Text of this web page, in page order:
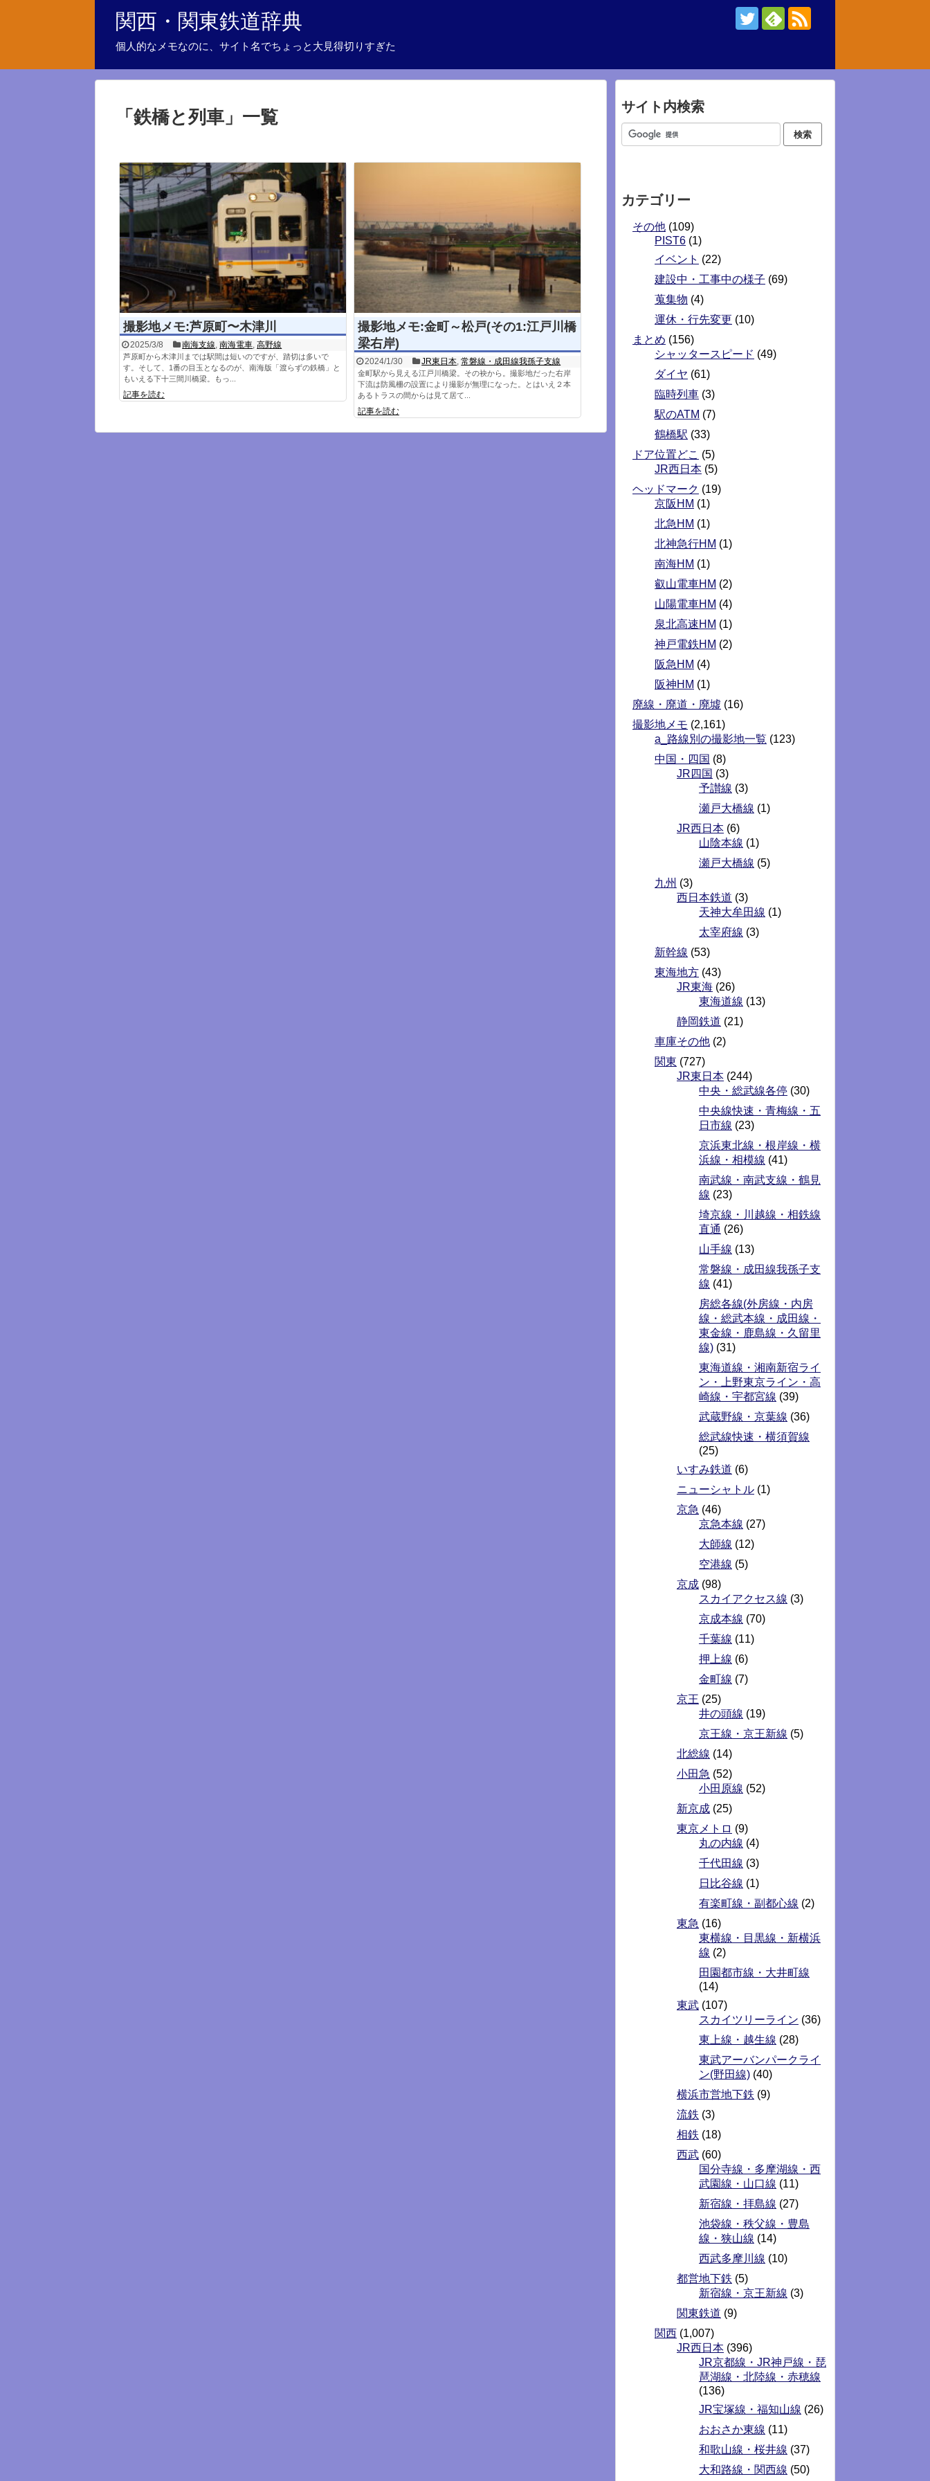
関西・関東鉄道辞典
個人的なメモなのに、サイト名でちょっと大見得切りすぎた
「 鉄橋と列車 」 一覧
撮影地メモ:芦原町〜木津川
2025/3/8 南海支線,南海電車,高野線
芦原町から木津川までは駅間は短いのですが、踏切は多いで
す。そして、1番の目玉となるのが、南海版「渡らずの鉄橋」と
もいえる下十三間川橋梁。もっ...
記事を読む
撮影地メモ:金町～松戸(その1:江戸川橋
梁右岸)
2024/1/30 JR東日本,常磐線・成田線我孫子支線
金町駅から見える江戸川橋梁。その袂から。撮影地だった右岸
下流は防風柵の設置により撮影が無理になった。とはいえ２本
あるトラスの間からは見て居て...
記事を読む
サイト内検索
カテゴリー
その他 (109)
PIST6 (1)
イベント (22)
建設中・工事中の様子 (69)
蒐集物 (4)
運休・行先変更 (10)
まとめ (156)
シャッタースピード (49)
ダイヤ (61)
臨時列車 (3)
駅のATM (7)
鶴橋駅 (33)
ドア位置どこ (5)
JR西日本 (5)
ヘッドマーク (19)
京阪HM (1)
北急HM (1)
北神急行HM (1)
南海HM (1)
叡山電車HM (2)
山陽電車HM (4)
泉北高速HM (1)
神戸電鉄HM (2)
阪急HM (4)
阪神HM (1)
廃線・廃道・廃墟 (16)
撮影地メモ (2,161)
a_路線別の撮影地一覧 (123)
中国・四国 (8)
JR四国 (3)
予讃線 (3)
瀬戸大橋線 (1)
JR西日本 (6)
山陰本線 (1)
瀬戸大橋線 (5)
九州 (3)
西日本鉄道 (3)
天神大牟田線 (1)
太宰府線 (3)
新幹線 (53)
東海地方 (43)
JR東海 (26)
東海道線 (13)
静岡鉄道 (21)
車庫その他 (2)
関東 (727)
JR東日本 (244)
中央・総武線各停 (30)
中央線快速・青梅線・五
日市線 (23)
京浜東北線・根岸線・横
浜線・相模線 (41)
南武線・南武支線・鶴見
線 (23)
埼京線・川越線・相鉄線
直通 (26)
山手線 (13)
常磐線・成田線我孫子支
線 (41)
房総各線(外房線・内房
線・総武本線・成田線・
東金線・鹿島線・久留里
線) (31)
東海道線・湘南新宿ライ
ン・上野東京ライン・高
崎線・宇都宮線 (39)
武蔵野線・京葉線 (36)
総武線快速・横須賀線
(25)
いすみ鉄道 (6)
ニューシャトル (1)
京急 (46)
京急本線 (27)
大師線 (12)
空港線 (5)
京成 (98)
スカイアクセス線 (3)
京成本線 (70)
千葉線 (11)
押上線 (6)
金町線 (7)
京王 (25)
井の頭線 (19)
京王線・京王新線 (5)
北総線 (14)
小田急 (52)
小田原線 (52)
新京成 (25)
東京メトロ (9)
丸の内線 (4)
千代田線 (3)
日比谷線 (1)
有楽町線・副都心線 (2)
東急 (16)
東横線・目黒線・新横浜
線 (2)
田園都市線・大井町線
(14)
東武 (107)
スカイツリーライン (36)
東上線・越生線 (28)
東武アーバンパークライ
ン(野田線) (40)
横浜市営地下鉄 (9)
流鉄 (3)
相鉄 (18)
西武 (60)
国分寺線・多摩湖線・西
武園線・山口線 (11)
新宿線・拝島線 (27)
池袋線・秩父線・豊島
線・狭山線 (14)
西武多摩川線 (10)
都営地下鉄 (5)
新宿線・京王新線 (3)
関東鉄道 (9)
関西 (1,007)
JR西日本 (396)
JR京都線・JR神戸線・琵
琶湖線・北陸線・赤穂線
(136)
JR宝塚線・福知山線 (26)
おおさか東線 (11)
和歌山線・桜井線 (37)
大和路線・関西線 (50)